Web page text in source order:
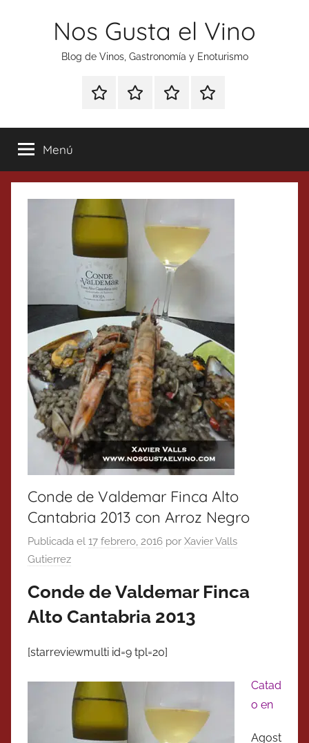
Nos Gusta el Vino
Blog de Vinos, Gastronomía y Enoturismo
Especial
Tonics
Enoturismo
Gastronomía
RankingContacto
Menú
Conde de Valdemar Finca Alto
Cantabria 2013 con Arroz Negro
Publicada el 17 febrero, 2016 por Xavier Valls
Gutierrez
Conde de Valdemar Finca
Alto Cantabria 2013
[starreviewmulti id=9 tpl=20]
Catad
o en
Agost